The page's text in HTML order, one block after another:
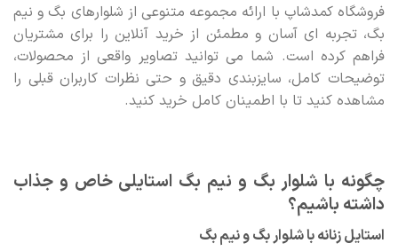
فروشگاه کمدشاپ با ارائه مجموعه متنوعی از شلوارهای بگ و نیم
بگ، تجربه ای آسان و مطمئن از خرید آنلاین را برای مشتریان
فراهم کرده است. شما می توانید تصاویر واقعی از محصولات،
توضیحات کامل، سایزبندی دقیق و حتی نظرات کاربران قبلی را
مشاهده کنید تا با اطمینان کامل خرید کنید.
چگونه با شلوار بگ و نیم بگ استایلی خاص و جذاب
داشته باشیم؟
استایل زنانه با شلوار بگ و نیم بگ